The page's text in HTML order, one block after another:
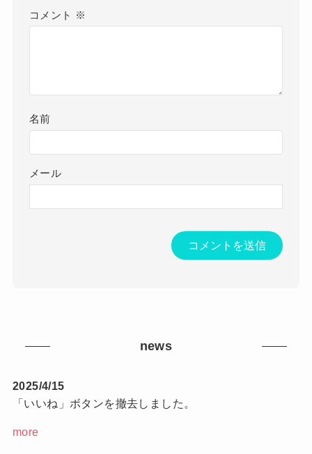
コメント ※
名前
メール
news
2025/4/15
「いいね」ボタンを撤去しました。
more